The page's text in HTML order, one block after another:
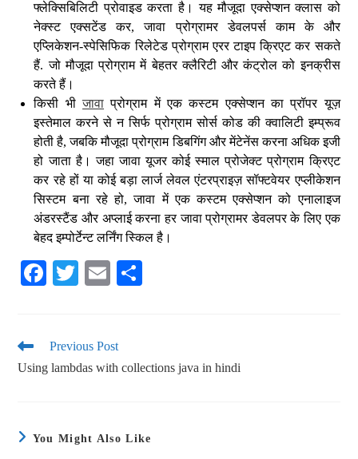
फ्लेक्सिबिलिटी प्रोवाइड करता है। यह मौजूदा एक्सेप्शन क्लास को
नेक्स्ट एक्सटेंड कर, जावा प्रोग्रामर डेवलपर्स काम के और
एप्लिकेशन-स्पेसिफिक रिलेटेड प्रोग्राम एरर टाइप क्रिएट कर सकते
हैं. जो मौजूदा प्रोग्राम में बेहतर क्लैरिटी और कंट्रोल को इनक्रीस
करते हैं।
किसी भीजावा प्रोग्राम में एक कस्टम एक्सेप्शन का प्रॉपर यूज़
इस्तेमाल करने से न सिर्फ प्रोग्राम सोर्स कोड की क्वालिटी इम्प्रूव
होती है, जबकि मौजूदा प्रोग्राम डिबगिंग और मेंटेनेंस करना अधिक इजी
हो जाता है। जहा जावा यूजर कोई स्माल प्रोजेक्ट प्रोग्राम क्रिएट
कर रहे हों या कोई बड़ा लार्ज लेवल एंटरप्राइज़ सॉफ्टवेयर एप्लीकेशन
सिस्टम बना रहे हो, जावा में एक कस्टम एक्सेप्शन को एनालाइज
अंडरस्टैंड और अप्लाई करना हर जावा प्रोग्रामर डेवलपर के लिए एक
बेहद इम्पोर्टेन्ट लर्निंग स्किल है।
Fa
ok
T
r
E
Previous Post
Using lambdas with collections java in hindi
You Might Also Like